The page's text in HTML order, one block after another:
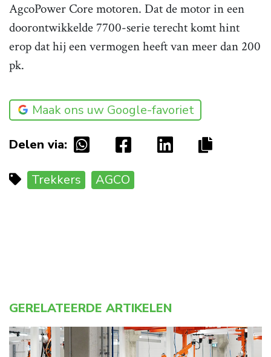
AgcoPower Core motoren. Dat de motor in een
doorontwikkelde 7700-serie terecht komt hint
erop dat hij een vermogen heeft van meer dan 200
pk.
Maak ons uw Google-favoriet
Delen via:
Trekkers AGCO
GERELATEERDE ARTIKELEN